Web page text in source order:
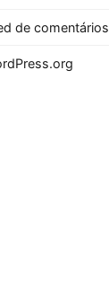
de comentários